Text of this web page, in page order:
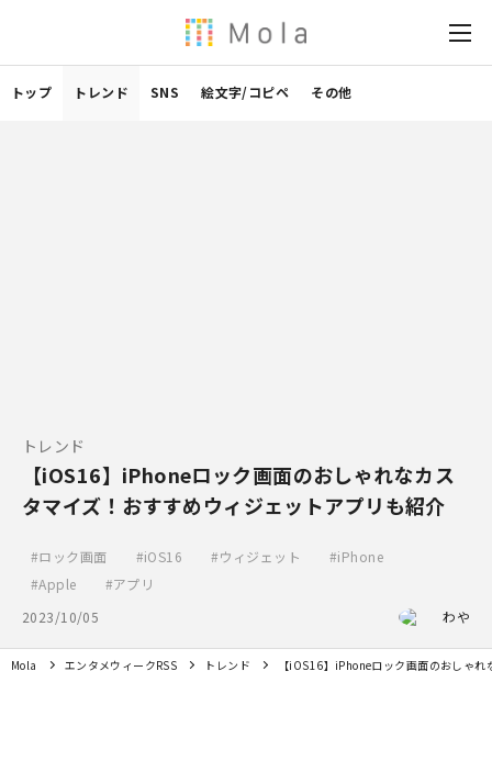
トップ トレンド SNS 絵文字/コピペ その他
トレンド
【iOS16】iPhoneロック画面のおしゃれなカス
タマイズ！おすすめウィジェットアプリも紹介
ロック画面 iOS16 ウィジェット
iPhone
Apple
アプリ
2023/10/05
わや
Mola エンタメウィークRSS トレンド 【iOS16】iPhoneロック画面のおしゃ